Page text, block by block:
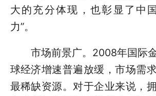
大的充分体现，也彰显了中
力”。
市场前景广。2008年国际金
球经济增速普遍放缓，市场需
最稀缺资源。对于企业来说，